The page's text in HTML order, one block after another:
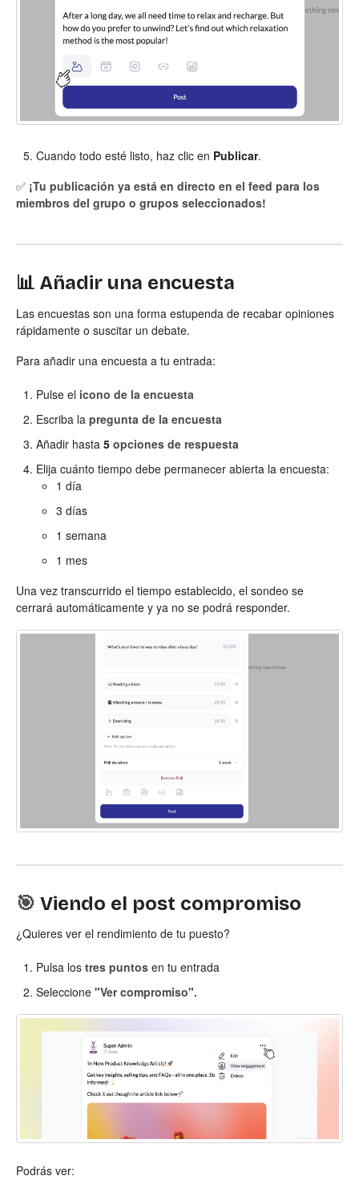
Cuando todo esté listo, haz clic en Publicar.
✅ ¡Tu publicación ya está en directo en el feed para los
miembros del grupo o grupos seleccionados!
📊 Añadir una encuesta
Las encuestas son una forma estupenda de recabar opiniones
rápidamente o suscitar un debate.
Para añadir una encuesta a tu entrada:
Pulse el icono de la encuesta
Escriba la pregunta de la encuesta
Añadir hasta 5 opciones de respuesta
Elija cuánto tiempo debe permanecer abierta la encuesta:
1 día
3 días
1 semana
1 mes
Una vez transcurrido el tiempo establecido, el sondeo se
cerrará automáticamente y ya no se podrá responder.
🎯 Viendo el post compromiso
¿Quieres ver el rendimiento de tu puesto?
Pulsa los tres puntos en tu entrada
Seleccione "Ver compromiso".
Podrás ver: